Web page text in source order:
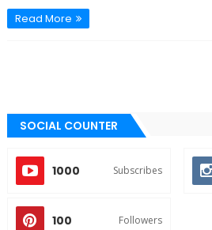
Read More
SOCIAL COUNTER
1000 Subscribes
100 Followers